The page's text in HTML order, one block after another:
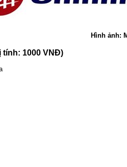
Hình ảnh:
tính: 1000 VNĐ)